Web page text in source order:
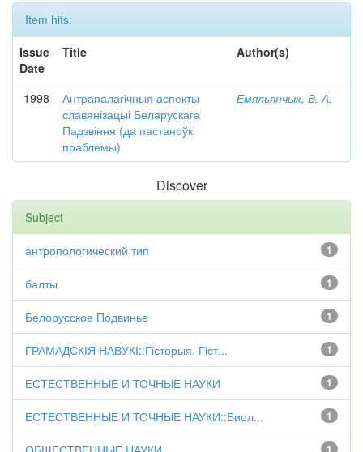
Item hits:
Issue
Date
Title Author(s)
1998
Антрапалагічныя аспекты
славянізацыі Беларускага
Падзвіння (да пастаноўкі
праблемы)
Емяльянчык, В. А.
Discover
Subject
1
антропологический тип
1
балты
1
Белорусское Подвинье
1
ГРАМАДСКІЯ НАВУКІ::Гісторыя. Гіст...
1
ЕСТЕСТВЕННЫЕ И ТОЧНЫЕ НАУКИ
1
ЕСТЕСТВЕННЫЕ И ТОЧНЫЕ НАУКИ::Биол...
1